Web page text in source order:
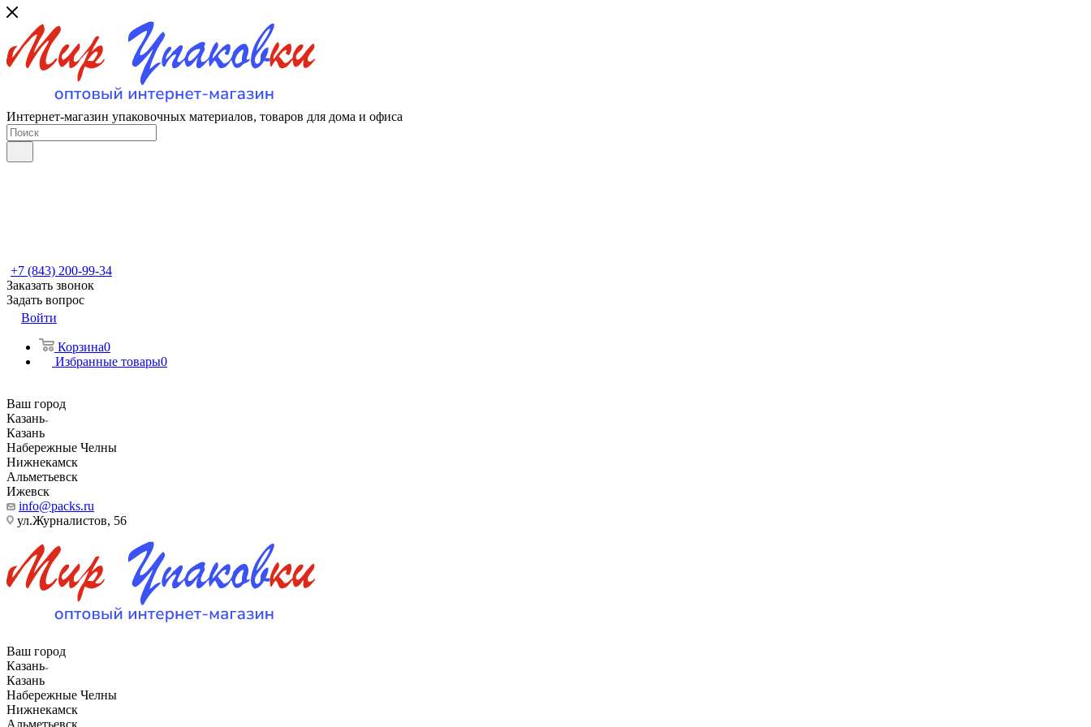
Интернет-магазин упаковочных материалов, товаров для дома и офиса
+7 (843) 200-99-34
Заказать звонок
Задать вопрос
Войти
Корзина0
Избранные товары0
Ваш город
Казань
Казань
Набережные Челны
Нижнекамск
Альметьевск
Ижевск
info@packs.ru
ул.Журналистов, 56
Ваш город
Казань
Казань
Набережные Челны
Нижнекамск
Альметьевск